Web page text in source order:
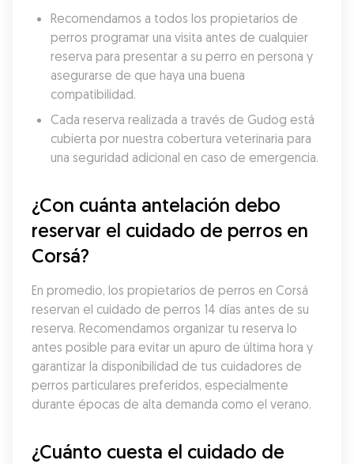
Recomendamos a todos los propietarios de
perros programar una visita antes de cualquier
reserva para presentar a su perro en persona y
asegurarse de que haya una buena
compatibilidad.
Cada reserva realizada a través de Gudog está
cubierta por nuestra cobertura veterinaria para
una seguridad adicional en caso de emergencia.
¿Con cuánta antelación debo
reservar el cuidado de perros en
Corsá?
En promedio, los propietarios de perros en Corsá
reservan el cuidado de perros 14 días antes de su
reserva. Recomendamos organizar tu reserva lo
antes posible para evitar un apuro de última hora y
garantizar la disponibilidad de tus cuidadores de
perros particulares preferidos, especialmente
durante épocas de alta demanda como el verano.
¿Cuánto cuesta el cuidado de